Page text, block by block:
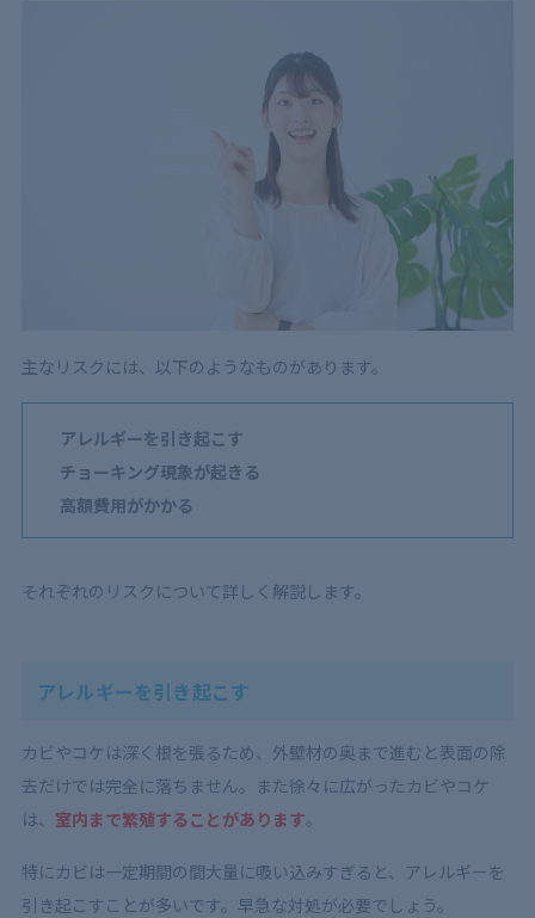
主なリスクには、以下のようなものがあります。
アレルギーを引き起こす
チョーキング現象が起きる
高額費用がかかる
それぞれのリスクについて詳しく解説します。
アレルギーを引き起こす
カビやコケは深く根を張るため、外壁材の奥まで進むと表面の除
去だけでは完全に落ちません。また徐々に広がったカビやコケ
は、 室内まで繁殖することがあります。
特にカビは一定期間の間大量に吸い込みすぎると、アレルギーを
引き起こすことが多いです。早急な対処が必要でしょう。